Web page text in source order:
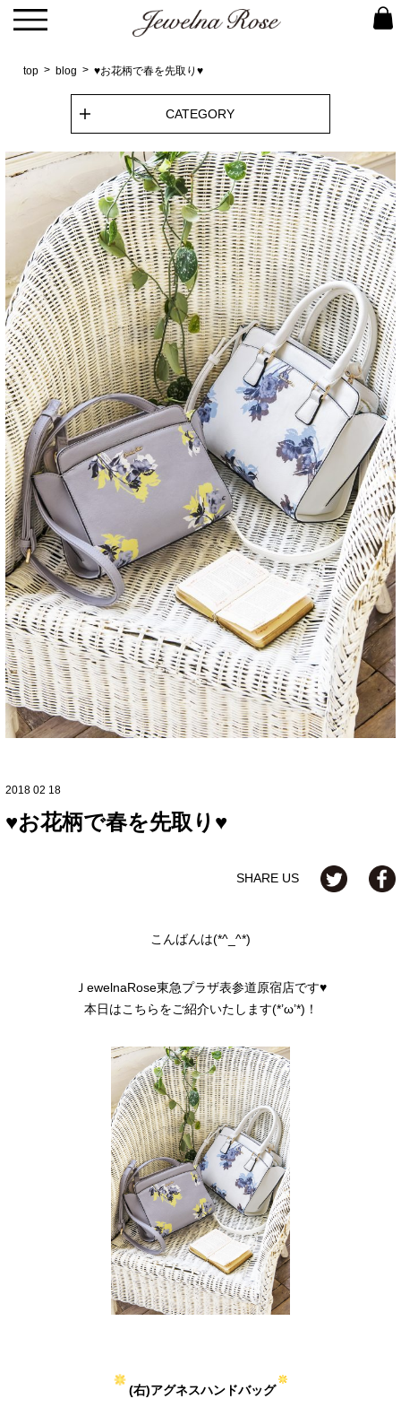
top blog ♥お花柄で春を先取り♥
CATEGORY
2018 02 18
♥お花柄で春を先取り♥
SHARE US
こんばんは(*^_^*)
ＪewelnaRose東急プラザ表参道原宿店です♥
本日はこちらをご紹介いたします(*’ω’*)！
(右)アグネスハンドバッグ